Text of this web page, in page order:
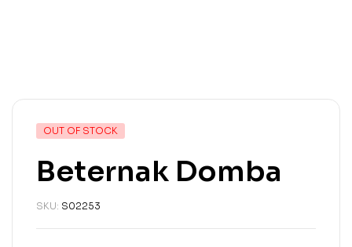
OUT OF STOCK
Beternak Domba
SKU: S02253